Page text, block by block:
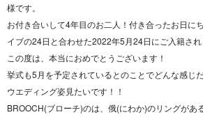
様です。
お付き合いして4年目のお二人！付き合ったお日に
イブの24日と合わせた2022年5月24日にご入籍され
この度は、本当におめでとうございます！
挙式も5月を予定されているとのことでどんな感じ
ウエディング姿見たいです！！
BROOCH(ブローチ)のは、俄(にわか)のリングがあ